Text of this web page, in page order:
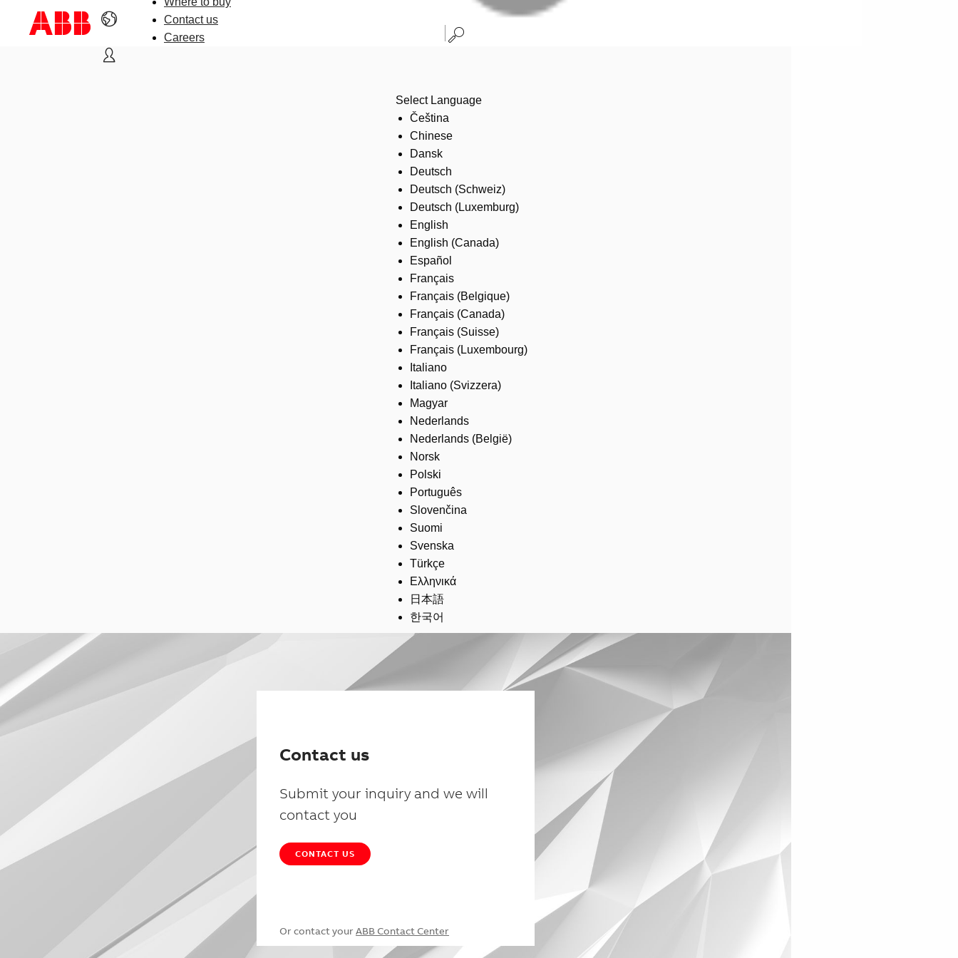
Contact us
Careers
Select Language
Čeština
Chinese
Dansk
Deutsch
Deutsch (Schweiz)
Deutsch (Luxemburg)
English
English (Canada)
Español
Français
Français (Belgique)
Français (Canada)
Français (Suisse)
Français (Luxembourg)
Italiano
Italiano (Svizzera)
Magyar
Nederlands
Nederlands (België)
Norsk
Polski
Português
Slovenčina
Suomi
Svenska
Türkçe
Ελληνικά
日本語
한국어
Contact us
Submit your inquiry and we will
contact you
CONTACT US
Or contact your ABB Contact Center